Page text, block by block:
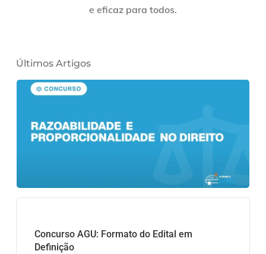
e eficaz para todos.
Últimos Artigos
Concurso AGU: Formato do Edital em
Definição